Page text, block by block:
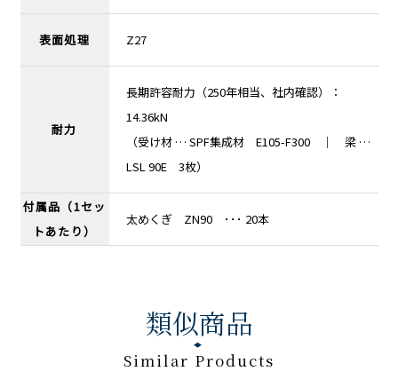
表面処理 Z27
耐力
長期許容耐力（250年相当、社内確認）：
14.36kN
（受け材 … SPF集成材 E105-F300 ｜ 梁 …
LSL 90E 3枚）
付属品（1セッ
トあたり）
太めくぎ ZN90 ･･･ 20本
類似商品
Similar Products